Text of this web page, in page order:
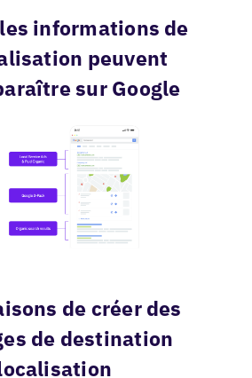
informations de
peuvent
sur Google
de créer des
de destination